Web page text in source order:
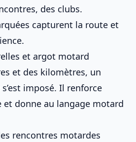
des clubs.
capturent la route et
et argot motard
et des kilomètres, un
imposé. Il renforce
et donne au langage motard
rencontres motardes